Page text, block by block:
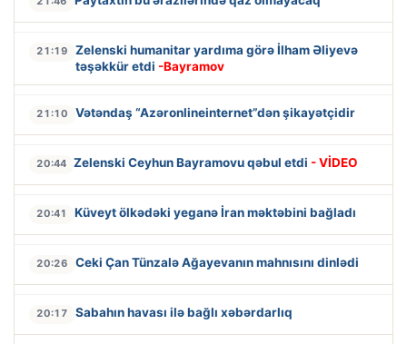
21:19
Zelenski humanitar yardıma görə İlham Əliyevə
təşəkkür etdi -Bayramov
21:10 Vətəndaş “Azəronlineinternet”dən şikayətçidir
20:44 Zelenski Ceyhun Bayramovu qəbul etdi - VİDEO
20:41 Küveyt ölkədəki yeganə İran məktəbini bağladı
20:26 Ceki Çan Tünzalə Ağayevanın mahnısını dinlədi
20:17 Sabahın havası ilə bağlı xəbərdarlıq